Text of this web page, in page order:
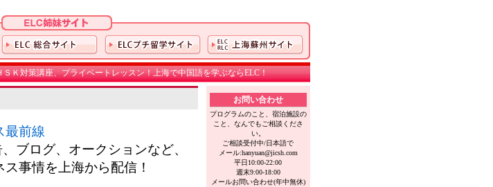
Ｋ対策講座、プライベートレッスン！上海で中国語を学ぶならELC！
お問い合わせ
プログラムのこと、宿泊施設の
こと、なんでもご相談くださ
い。
ご相談受付中/日本語で
メール:hanyuan@jicsh.com
平日10:00-22:00
週末9:00-18:00
メールお問い合わせ(年中無休)
最前線
ブログ、オークションなど、
事情を上海から配信！